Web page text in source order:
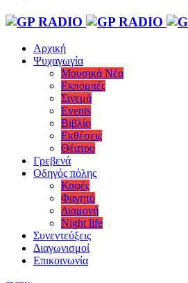
Αρχική
Ψυχαγωγία
Μουσικά Νέα
Εκπομπές
Σινεμά
Events
Βιβλίο
Εκθέσεις
Θέατρο
Γρεβενά
Οδηγός πόλης
Καφές
Φαγητό
Διαμονή
Night life
Συνεντεύξεις
Διαγωνισμοί
Επικοινωνία